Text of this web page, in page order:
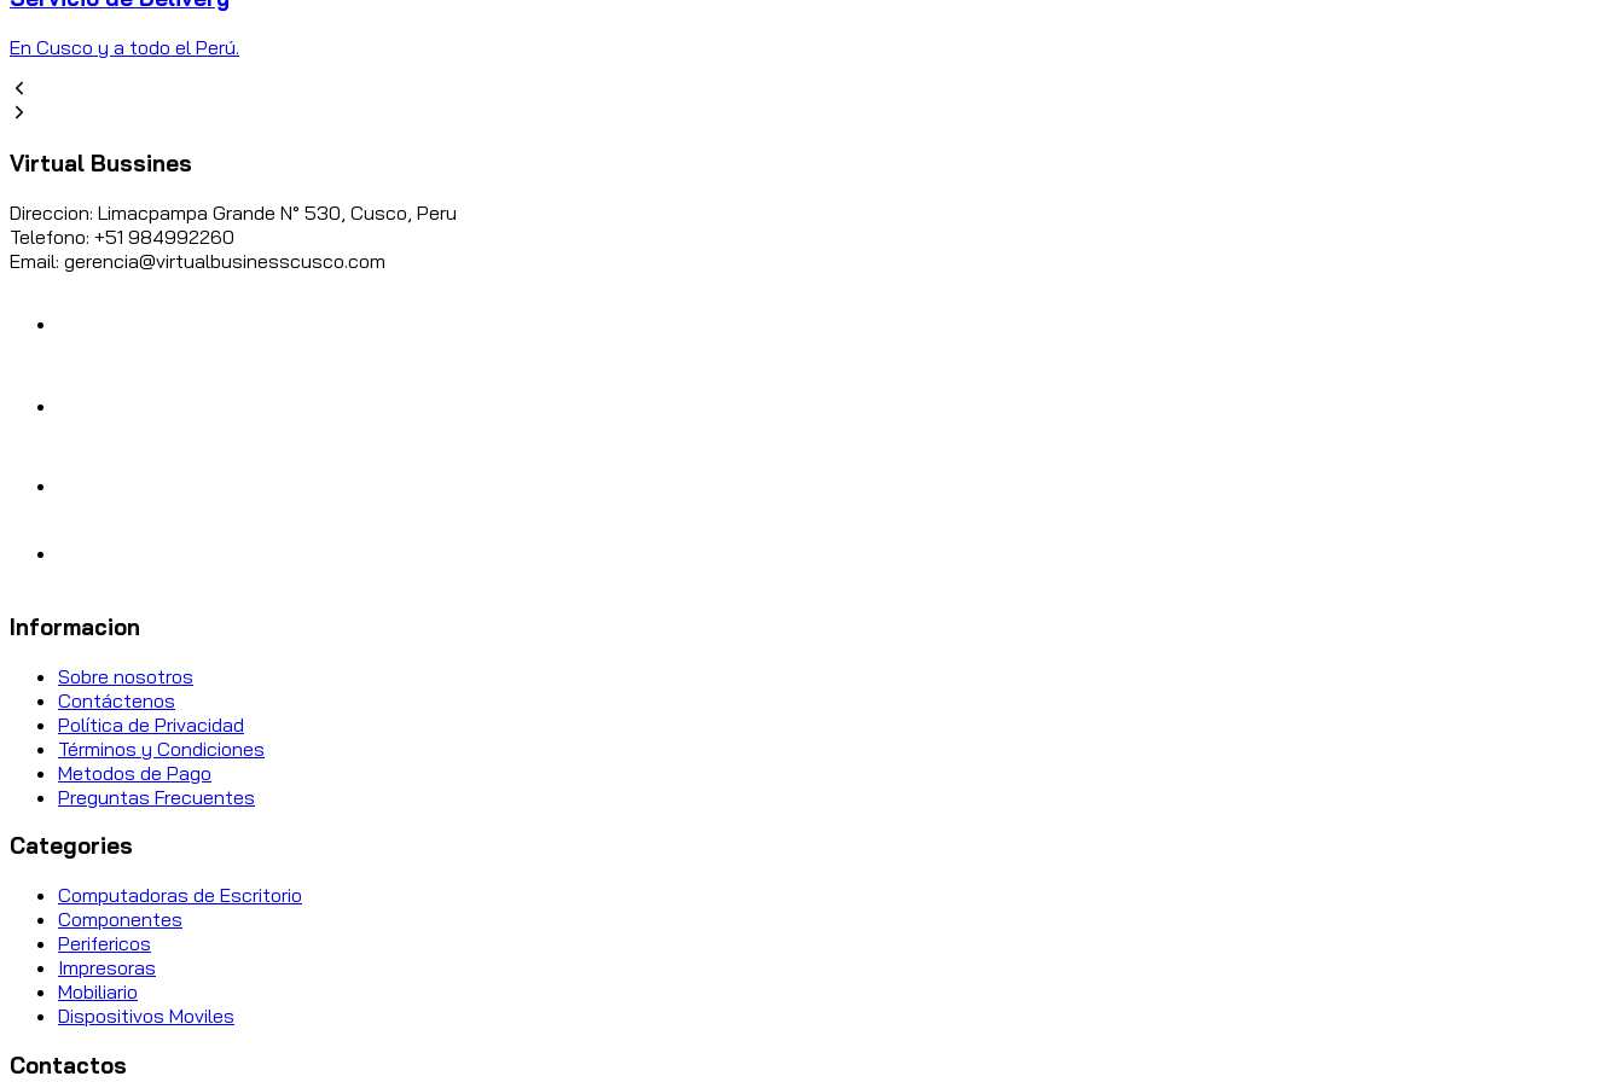
En Cusco y a todo el Perú.
Virtual Bussines
Direccion: Limacpampa Grande N° 530, Cusco, Peru
Telefono: +51 984992260
Email: gerencia@virtualbusinesscusco.com
Informacion
Sobre nosotros
Contáctenos
Política de Privacidad
Términos y Condiciones
Metodos de Pago
Preguntas Frecuentes
Categories
Computadoras de Escritorio
Componentes
Perifericos
Impresoras
Mobiliario
Dispositivos Moviles
Contactos